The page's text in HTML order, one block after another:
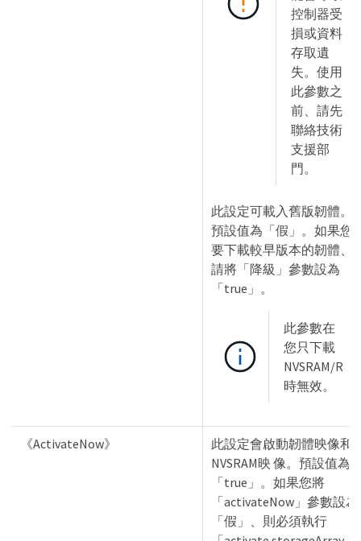
控制器受
損或資料
存取遺
失。使用
此參數之
前、請先
聯絡技術
支援部
門。
此設定可載入舊版韌體。
預設值為「假」。如果您
要下載較早版本的韌體、
請將「降級」參數設為
「true」。
此參數在
您只下載
NVSRAM/R
時無效。
《ActivateNow》
此設定會啟動韌體映像和
NVSRAM映 像。預設值為
「true」。如果您將
「activateNow」參數設為
「假」、則必須執行